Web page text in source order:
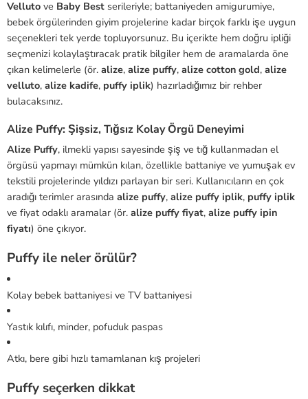
Velluto ve Baby Best serileriyle; battaniyeden amigurumiye,
bebek örgülerinden giyim projelerine kadar birçok farklı işe uygun
seçenekleri tek yerde topluyorsunuz. Bu içerikte hem doğru ipliği
seçmenizi kolaylaştıracak pratik bilgiler hem de aramalarda öne
çıkan kelimelerle (ör. alize, alize puffy, alize cotton gold, alize
velluto, alize kadife, puffy iplik) hazırladığımız bir rehber
bulacaksınız.
Alize Puffy: Şişsiz, Tığsız Kolay Örgü Deneyimi
Alize Puffy, ilmekli yapısı sayesinde şiş ve tığ kullanmadan el
örgüsü yapmayı mümkün kılan, özellikle battaniye ve yumuşak ev
tekstili projelerinde yıldızı parlayan bir seri. Kullanıcıların en çok
aradığı terimler arasında alize puffy, alize puffy iplik, puffy iplik
ve fiyat odaklı aramalar (ör. alize puffy fiyat, alize puffy ipin
fiyatı) öne çıkıyor.
Puffy ile neler örülür?
Kolay bebek battaniyesi ve TV battaniyesi
Yastık kılıfı, minder, pofuduk paspas
Atkı, bere gibi hızlı tamamlanan kış projeleri
Puffy seçerken dikkat